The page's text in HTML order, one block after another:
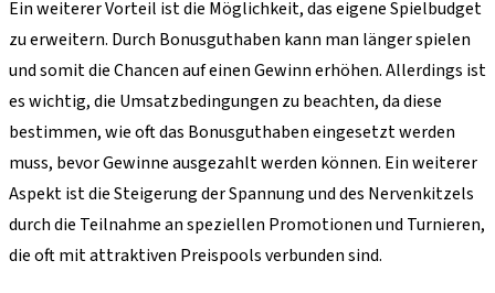
Ein weiterer Vorteil ist die Möglichkeit, das eigene Spielbudget
zu erweitern. Durch Bonusguthaben kann man länger spielen
und somit die Chancen auf einen Gewinn erhöhen. Allerdings ist
es wichtig, die Umsatzbedingungen zu beachten, da diese
bestimmen, wie oft das Bonusguthaben eingesetzt werden
muss, bevor Gewinne ausgezahlt werden können. Ein weiterer
Aspekt ist die Steigerung der Spannung und des Nervenkitzels
durch die Teilnahme an speziellen Promotionen und Turnieren,
die oft mit attraktiven Preispools verbunden sind.